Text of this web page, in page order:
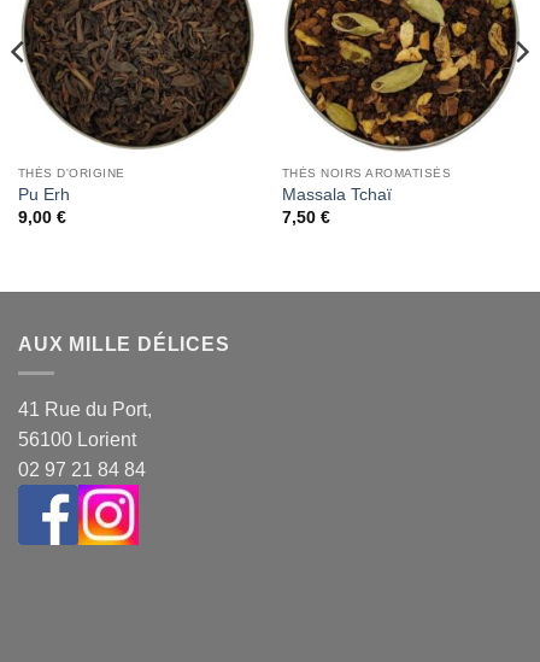
THÉS D'ORIGINE
Pu Erh
9,00 €
THÉS NOIRS AROMATISÉS
Massala Tchaï
7,50 €
AUX MILLE DÉLICES
41 Rue du Port,
56100 Lorient
02 97 21 84 84